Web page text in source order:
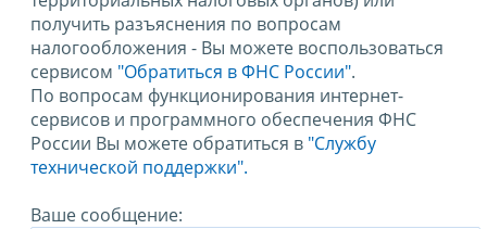
получить разъяснения по вопросам
налогообложения - Вы можете воспользоваться
сервисом "Обратиться в ФНС России".
По вопросам функционирования интернет-
сервисов и программного обеспечения ФНС
России Вы можете обратиться в "Службу
технической поддержки".
Ваше сообщение: